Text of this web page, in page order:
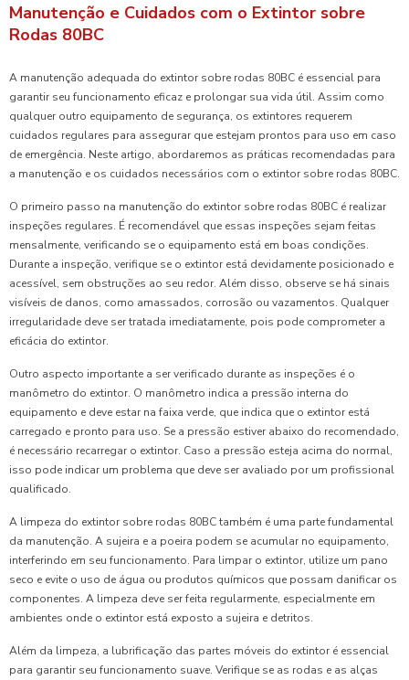
Manutenção e Cuidados com o Extintor sobre
Rodas 80BC
A manutenção adequada do extintor sobre rodas 80BC é essencial para
garantir seu funcionamento eficaz e prolongar sua vida útil. Assim como
qualquer outro equipamento de segurança, os extintores requerem
cuidados regulares para assegurar que estejam prontos para uso em caso
de emergência. Neste artigo, abordaremos as práticas recomendadas para
a manutenção e os cuidados necessários com o extintor sobre rodas 80BC.
O primeiro passo na manutenção do extintor sobre rodas 80BC é realizar
inspeções regulares. É recomendável que essas inspeções sejam feitas
mensalmente, verificando se o equipamento está em boas condições.
Durante a inspeção, verifique se o extintor está devidamente posicionado e
acessível, sem obstruções ao seu redor. Além disso, observe se há sinais
visíveis de danos, como amassados, corrosão ou vazamentos. Qualquer
irregularidade deve ser tratada imediatamente, pois pode comprometer a
eficácia do extintor.
Outro aspecto importante a ser verificado durante as inspeções é o
manômetro do extintor. O manômetro indica a pressão interna do
equipamento e deve estar na faixa verde, que indica que o extintor está
carregado e pronto para uso. Se a pressão estiver abaixo do recomendado,
é necessário recarregar o extintor. Caso a pressão esteja acima do normal,
isso pode indicar um problema que deve ser avaliado por um profissional
qualificado.
A limpeza do extintor sobre rodas 80BC também é uma parte fundamental
da manutenção. A sujeira e a poeira podem se acumular no equipamento,
interferindo em seu funcionamento. Para limpar o extintor, utilize um pano
seco e evite o uso de água ou produtos químicos que possam danificar os
componentes. A limpeza deve ser feita regularmente, especialmente em
ambientes onde o extintor está exposto a sujeira e detritos.
Além da limpeza, a lubrificação das partes móveis do extintor é essencial
para garantir seu funcionamento suave. Verifique se as rodas e as alças